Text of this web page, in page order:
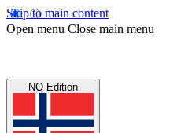
Skip to main content
Open menu Close main menu
NO Edition